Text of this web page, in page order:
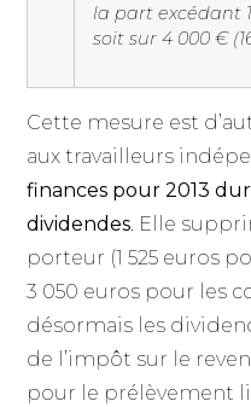
la part excédant
soit sur 4 000 €
Cette mesure est
aux travailleurs
finances pour 2013
dividendes. Elle
porteur (1 525 euros
3 050 euros pour les
désormais les
de l’impôt sur le
pour le prélèvement